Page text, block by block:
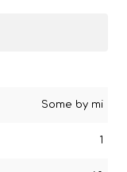
Some by mi
1